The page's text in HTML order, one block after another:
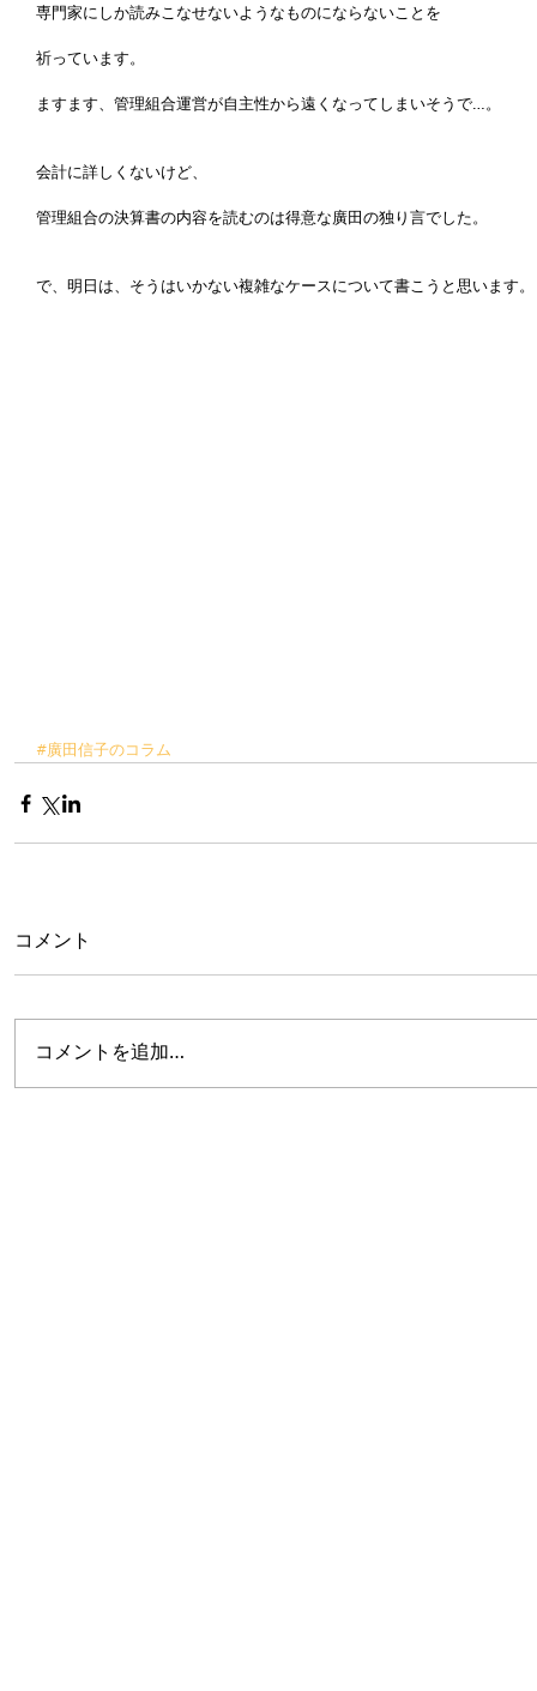
専門家にしか読みこなせないようなものにならないことを
祈っています。
ますます、管理組合運営が自主性から遠くなってしまいそうで…。
会計に詳しくないけど、
管理組合の決算書の内容を読むのは得意な廣田の独り言でした。
で、明日は、そうはいかない複雑なケースについて書こうと思います
#廣田信子のコラム
コメント
コメントを追加…